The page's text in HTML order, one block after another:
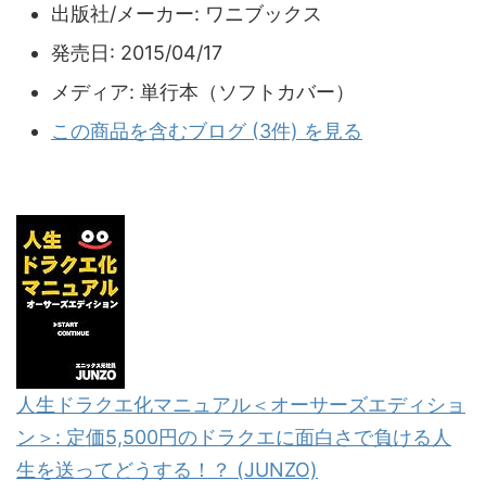
出版社/メーカー: ワニブックス
発売日: 2015/04/17
メディア: 単行本（ソフトカバー）
この商品を含むブログ (3件) を見る
人生ドラクエ化マニュアル＜オーサーズエディショ
ン＞: 定価5,500円のドラクエに面白さで負ける人
生を送ってどうする！？ (JUNZO)